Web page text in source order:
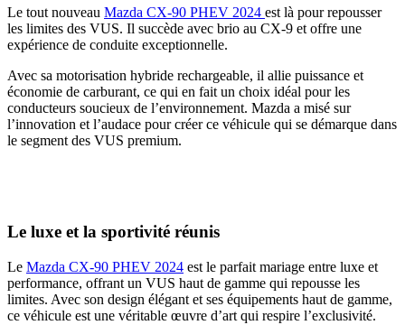
Le tout nouveau Mazda CX-90 PHEV 2024 est là pour repousser
les limites des VUS. Il succède avec brio au CX-9 et offre une
expérience de conduite exceptionnelle.
Avec sa motorisation hybride rechargeable, il allie puissance et
économie de carburant, ce qui en fait un choix idéal pour les
conducteurs soucieux de l’environnement. Mazda a misé sur
l’innovation et l’audace pour créer ce véhicule qui se démarque dans
le segment des VUS premium.
Le luxe et la sportivité réunis
Le Mazda CX-90 PHEV 2024 est le parfait mariage entre luxe et
performance, offrant un VUS haut de gamme qui repousse les
limites. Avec son design élégant et ses équipements haut de gamme,
ce véhicule est une véritable œuvre d’art qui respire l’exclusivité.